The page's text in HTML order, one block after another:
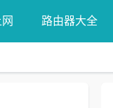
路由器大全